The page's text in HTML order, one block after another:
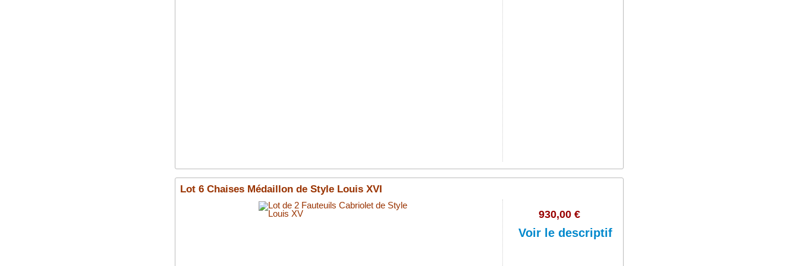
Style
Louis
XVI. Bois
en
hêtre
massif
sculpté
main.
Fabrication
100%
traditionnel.
Garantie
3
ans
et
livraison
gratuite.
Lot 6 Chaises Médaillon de Style Louis XVI
Lot
de
6
Chaises
Médaillon
Style
Louis
930,00 €
Voir le descriptif